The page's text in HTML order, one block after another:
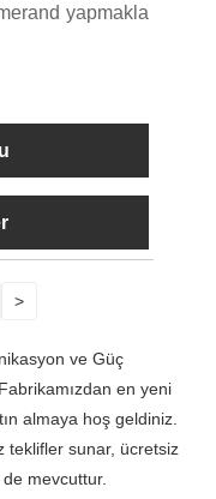
yapmakla
>
ve Güç
en yeni
almaya hoş geldiniz.
teklifler sunar, ücretsiz
mevcuttur.